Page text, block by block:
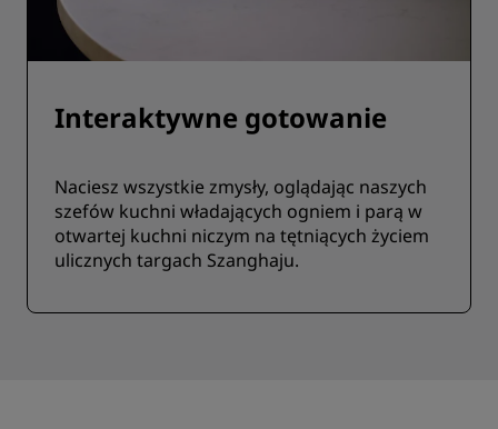
Interaktywne gotowanie
Naciesz wszystkie zmysły, oglądając naszych
szefów kuchni władających ogniem i parą w
otwartej kuchni niczym na tętniących życiem
ulicznych targach Szanghaju.